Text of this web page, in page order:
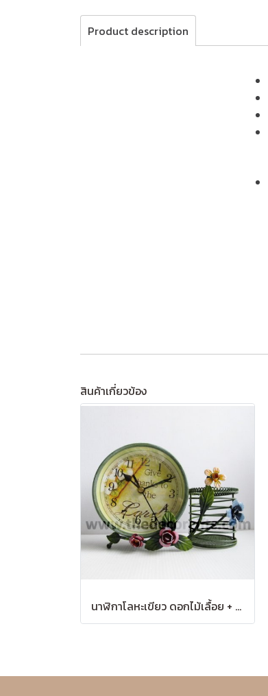
Product description
สินค้าเกี่ยวข้อง
นาฬิกาโลหะเขียว ดอกไม้เลื้อย + กระป๋องใส่ของ สไตล์วินเทจ